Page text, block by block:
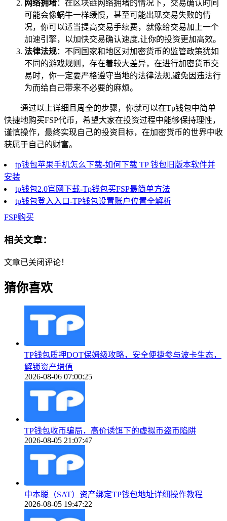
网络拥堵：在区块链网络拥堵的情况下，交易确认时间
可能会像蜗牛一样缓慢，甚至可能出现交易失败的情
况，你可以适当提高交易手续费，就像给交易加上一个
加速引擎，以加快交易确认速度,让你的投资更加高效。
法律法规：不同国家和地区对加密货币的监管政策犹如
不同的游戏规则，存在着较大差异，在进行加密货币交
易时，你一定要严格遵守当地的法律法规,避免因违法行
为而给自己带来不必要的麻烦。
通过以上详细且周全的步骤，你就可以在Tp钱包中简单
快捷地购买FSP代币，希望大家在投资过程中能够保持理性，
谨慎操作，最终实现自己的投资目标，在加密货币的世界中收
获属于自己的财富。
tp钱包苹果手机怎么下载-如何下载 TP 钱包旧版本软件并
安装
tp钱包2.0官网下载-Tp钱包买FSP最简单方法
tp钱包登入入口-TP钱包设置账户位置全解析
FSP购买
相关文章：
文章已关闭评论！
猜你喜欢
TP钱包质押DOT保姆级攻略，安全便捷参与波卡生态，
解锁资产增值
2026-08-06 07:00:25
TP钱包收币骗局，高价诱饵下的虚拟币盗币陷阱
2026-08-05 21:07:47
中本聪（SAT）资产绑定TP钱包地址详细操作教程
2026-08-05 19:47:22